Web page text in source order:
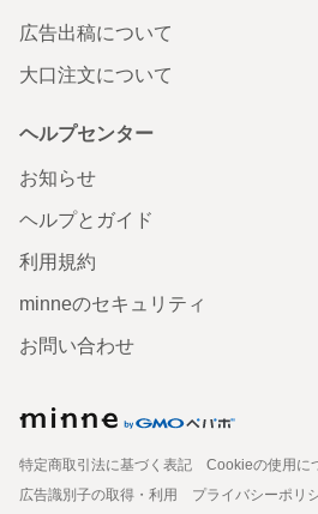
広告出稿について
大口注文について
ヘルプセンター
お知らせ
ヘルプとガイド
利用規約
minneのセキュリティ
お問い合わせ
特定商取引法に基づく表記
Cookieの使用に
広告識別子の取得・利用
プライバシーポリ